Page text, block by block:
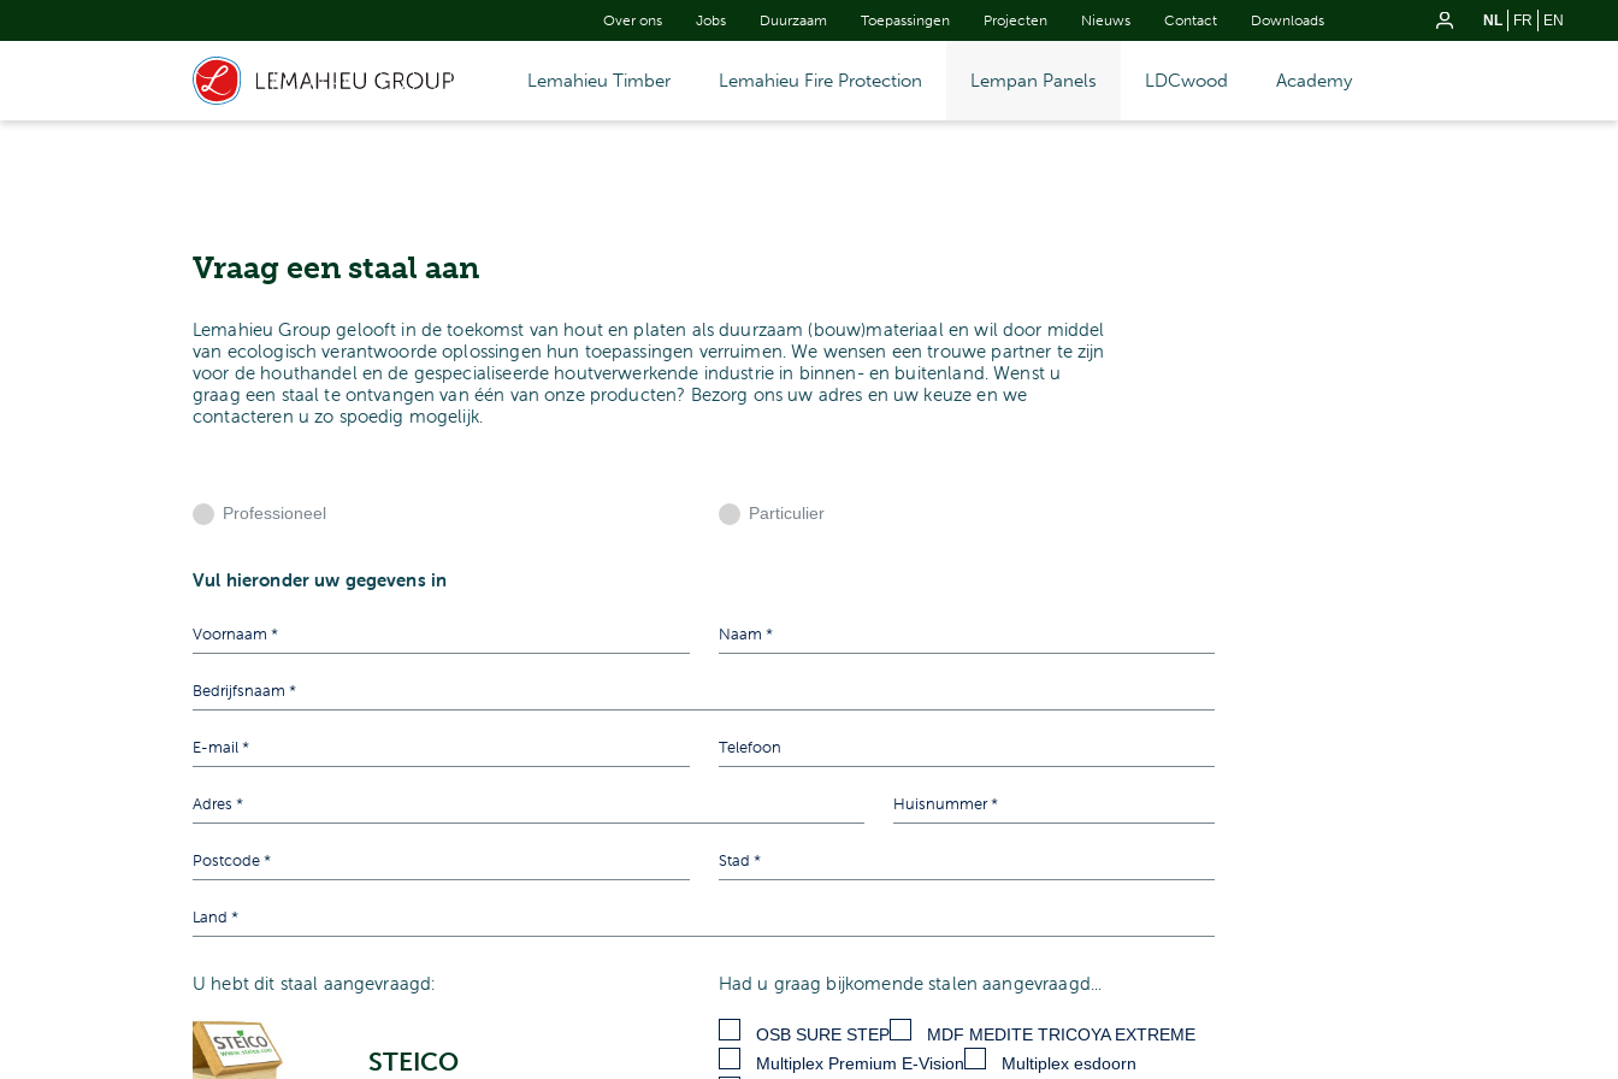
Over ons Jobs Duurzaam Toepassingen Projecten Nieuws Contact Downloads NL FR EN
Lemahieu Timber Lemahieu Fire Protection Lempan Panels LDCwood Academy
Vraag een staal aan
Lemahieu Group gelooft in de toekomst van hout en platen als duurzaam (bouw)materiaal en wil door middel
van ecologisch verantwoorde oplossingen hun toepassingen verruimen. We wensen een trouwe partner te zijn
voor de houthandel en de gespecialiseerde houtverwerkende industrie in binnen- en buitenland. Wenst u
graag een staal te ontvangen van één van onze producten? Bezorg ons uw adres en uw keuze en we
contacteren u zo spoedig mogelijk.
Professioneel Particulier
Vul hieronder uw gegevens in
U hebt dit staal aangevraagd:
STEICO
Had u graag bijkomende stalen aangevraagd...
OSB SURE STEP
MDF MEDITE TRICOYA EXTREME
Multiplex Premium E-Vision
Multiplex esdoorn